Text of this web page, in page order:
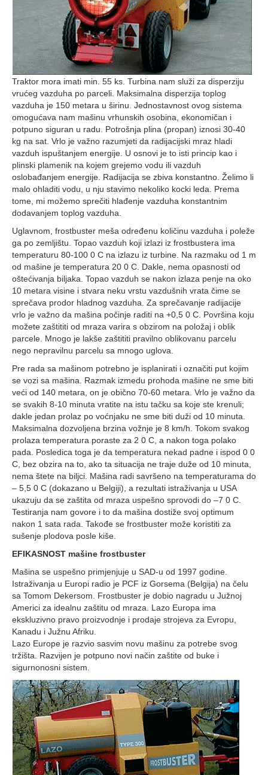
Traktor mora imati min. 55 ks. Turbina nam služi za disperziju
vrućeg vazduha po parceli. Maksimalna disperzija toplog
vazduha je 150 metara u širinu. Jednostavnost ovog sistema
omogućava nam mašinu vrhunskih osobina, ekonomičan i
potpuno siguran u radu. Potrošnja plina (propan) iznosi 30-40
kg na sat. Vrlo je važno razumjeti da radijacijski mraz hladi
vazduh ispuštanjem energije. U osnovi je to isti princip kao i
plinski plamenik na kojem grejemo vodu ili vazduh
oslobađanjem energije. Radijacija se zbiva konstantno. Želimo li
malo ohladiti vodu, u nju stavimo nekoliko kocki leda. Prema
tome, mi možemo sprečiti hlađenje vazduha konstantnim
dodavanjem toplog vazduha.
Uglavnom, frostbuster meša određenu količinu vazduha i poleže
ga po zemljištu. Topao vazduh koji izlazi iz frostbustera ima
temperaturu 80-100 0 C na izlazu iz turbine. Na razmaku od 1 m
od mašine je temperatura 20 0 C. Dakle, nema opasnosti od
oštećivanja biljaka. Topao vazduh se nakon izlaza penje na oko
10 metara visine i stvara neku vrstu vazdušnih vrata čime se
sprečava prodor hladnog vazduha. Za sprečavanje radijacije
vrlo je važno da mašina počinje raditi na +0,5 0 C. Površina koju
možete zaštititi od mraza varira s obzirom na položaj i oblik
parcele. Mnogo je lakše zaštititi pravilno oblikovanu parcelu
nego nepravilnu parcelu sa mnogo uglova.
Pre rada sa mašinom potrebno je isplanirati i označiti put kojim
se vozi sa mašina. Razmak izmedu prohoda mašine ne sme biti
veći od 140 metara, on je obično 70-60 metara. Vrlo je važno da
se svakih 8-10 minuta vratite na istu tačku sa koje ste krenuli;
dakle jedan prolaz po voćnjaku ne sme biti duži od 10 minuta.
Maksimalna dozvoljena brzina vožnje je 8 km/h. Tokom svakog
prolaza temperatura poraste za 2 0 C, a nakon toga polako
pada. Posledica toga je da temperatura nekad padne i ispod 0 0
C, bez obzira na to, ako ta situacija ne traje duže od 10 minuta,
nema štete na biljci. Mašina radi savršeno na temperaturama do
– 5,5 0 C (dokazano u Belgiji), a rezultati istraživanja u USA
ukazuju da se zaštita od mraza uspešno sprovodi do –7 0 C.
Testiranja nam govore i to da mašina dostiže svoj optimum
nakon 1 sata rada. Takođe se frostbuster može koristiti za
sušenje plodova posle kiše.
EFIKASNOST mašine frostbuster
Mašina se uspešno primjenjuje u SAD-u od 1997 godine.
Istraživanja u Europi radio je PCF iz Gorsema (Belgija) na čelu
sa Tomom Dekersom. Frostbuster je dobio nagradu u Južnoj
Americi za idealnu zaštitu od mraza. Lazo Europa ima
ekskluzivno pravo proizvodnje i prodaje strojeva za Evropu,
Kanadu i Južnu Afriku.
Lazo Europe je razvio sasvim novu mašinu za potrebe svog
tržišta. Razvijen je potpuno novi način zaštite od buke i
sigurnonosni sistem.